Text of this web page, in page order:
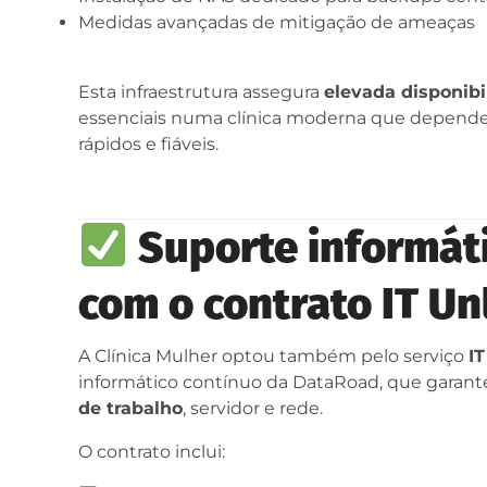
Medidas avançadas de mitigação de ameaças
Esta infraestrutura assegura elevada
essenciais numa clínica moderna que
rápidos e fiáveis.
Suporte
com o contrato IT
A Clínica Mulher optou também pelo serviço
informático contínuo da DataRoad, que
de trabalho, servidor e rede.
O contrato inclui: